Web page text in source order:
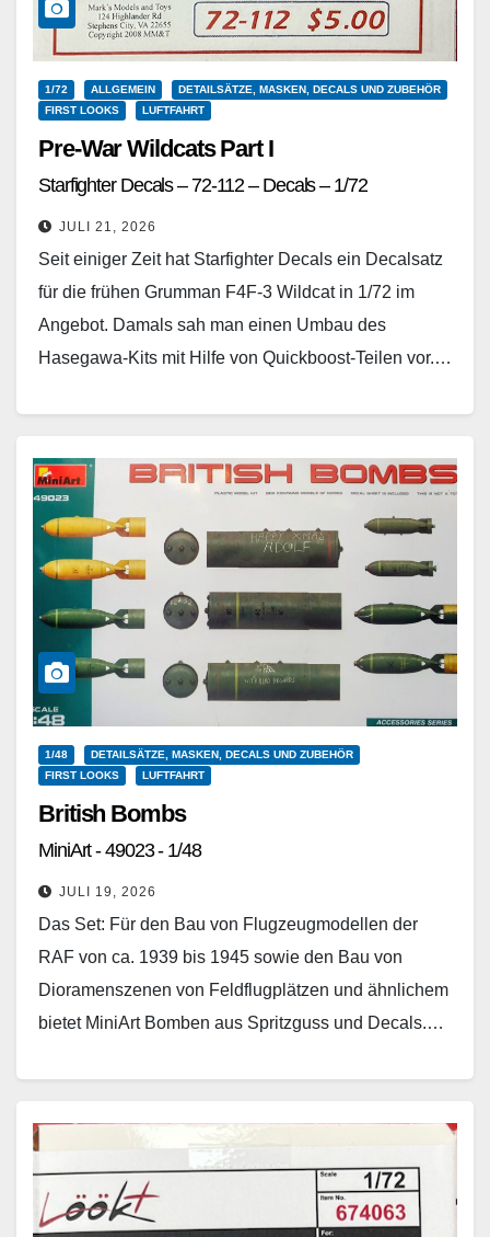
1/72 ALLGEMEIN
DETAILSÄTZE, MASKEN, DECALS UND ZUBEHÖR
FIRST LOOKS
LUFTFAHRT
Pre-War Wildcats Part I
Starfighter Decals – 72-112 – Decals – 1/72
JULI 21, 2026
Seit einiger Zeit hat Starfighter Decals ein Decalsatz
für die frühen Grumman F4F-3 Wildcat in 1/72 im
Angebot. Damals sah man einen Umbau des
Hasegawa-Kits mit Hilfe von Quickboost-Teilen vor.…
1/48
DETAILSÄTZE, MASKEN, DECALS UND ZUBEHÖR
FIRST LOOKS
LUFTFAHRT
British Bombs
MiniArt - 49023 - 1/48
JULI 19, 2026
Das Set: Für den Bau von Flugzeugmodellen der
RAF von ca. 1939 bis 1945 sowie den Bau von
Dioramenszenen von Feldflugplätzen und ähnlichem
bietet MiniArt Bomben aus Spritzguss und Decals.…